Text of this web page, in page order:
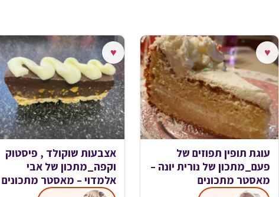
♥
עוגת תופין תפוזים של
פעם_מתכון של נורית יונה –
מאסטר מתכונים
♥
אצבעות שוקולד , פיסטוק
וקפה_מתכון של אבי
אלמדוי – מאסטר מתכונים